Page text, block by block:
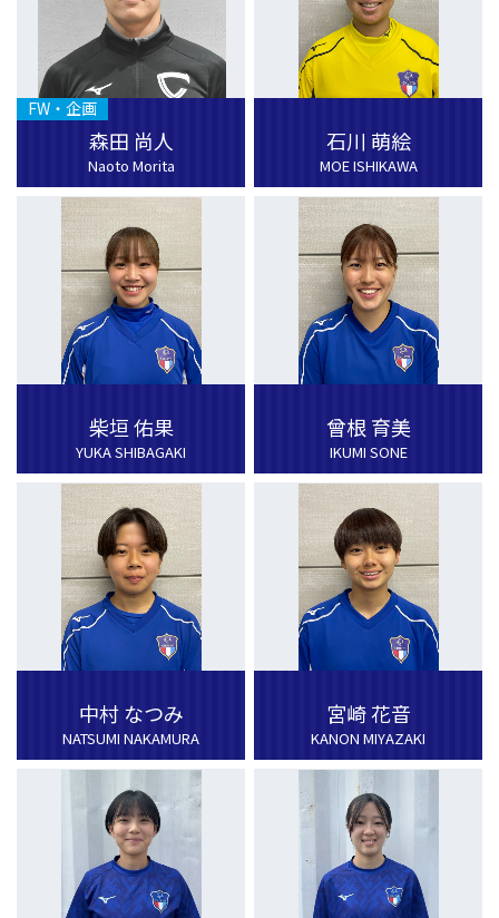
森田 尚人
Naoto Morita
FW・企画
石川 萌絵
MOE ISHIKAWA
柴垣 佑果
YUKA SHIBAGAKI
曾根 育美
IKUMI SONE
中村 なつみ
NATSUMI NAKAMURA
宮崎 花音
KANON MIYAZAKI